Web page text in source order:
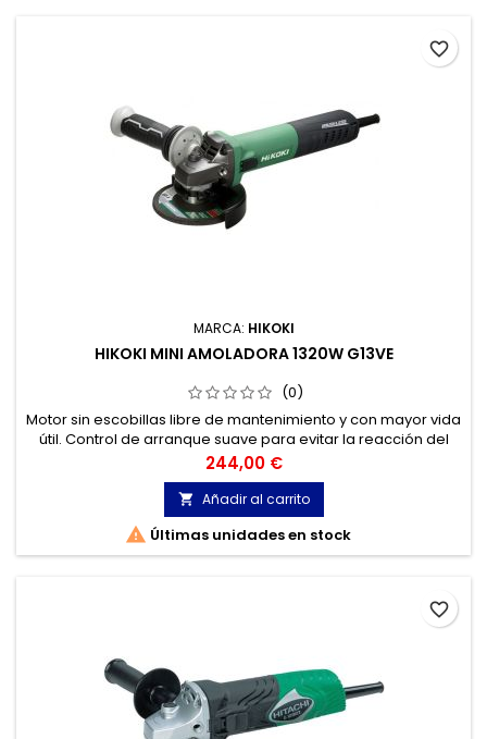
MARCA: HIKOKI
HIKOKI MINI AMOLADORA 1320W G13VE
(0)
Motor sin escobillas libre de mantenimiento y con mayor vida
útil. Control de arranque suave para evitar la reacción del
equipo en el momento de arranque. Protección contra la
sobrecarga.
Precio
244,00 €
 Añadir al carrito
 Últimas unidades en stock
favorite_border
favorite_border